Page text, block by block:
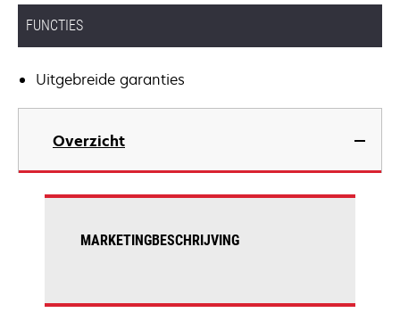
FUNCTIES
Uitgebreide garanties
Overzicht
MARKETINGBESCHRIJVING